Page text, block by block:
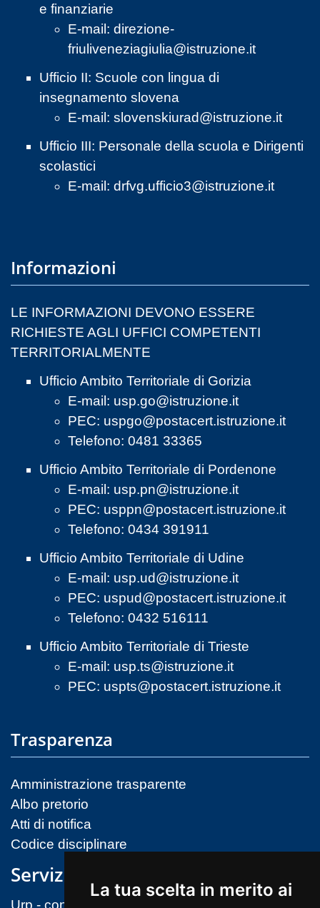
La tua scelta in merito ai
e finanziarie
E-mail: direzione-
friuliveneziagiulia@istruzione.it
Ufficio II: Scuole con lingua di
insegnamento slovena
E-mail: slovenskiurad@istruzione.it
Ufficio III: Personale della scuola e Dirigenti
scolastici
E-mail: drfvg.ufficio3@istruzione.it
Informazioni
LE INFORMAZIONI DEVONO ESSERE
RICHIESTE AGLI UFFICI COMPETENTI
TERRITORIALMENTE
Ufficio Ambito Territoriale di Gorizia
E-mail: usp.go@istruzione.it
PEC: uspgo@postacert.istruzione.it
Telefono: 0481 33365
Ufficio Ambito Territoriale di Pordenone
E-mail: usp.pn@istruzione.it
PEC: usppn@postacert.istruzione.it
Telefono: 0434 391911
Ufficio Ambito Territoriale di Udine
E-mail: usp.ud@istruzione.it
PEC: uspud@postacert.istruzione.it
Telefono: 0432 516111
Ufficio Ambito Territoriale di Trieste
E-mail: usp.ts@istruzione.it
PEC: uspts@postacert.istruzione.it
Trasparenza
Amministrazione trasparente
Albo pretorio
Atti di notifica
Codice disciplinare
Servizi
Urp - contatti